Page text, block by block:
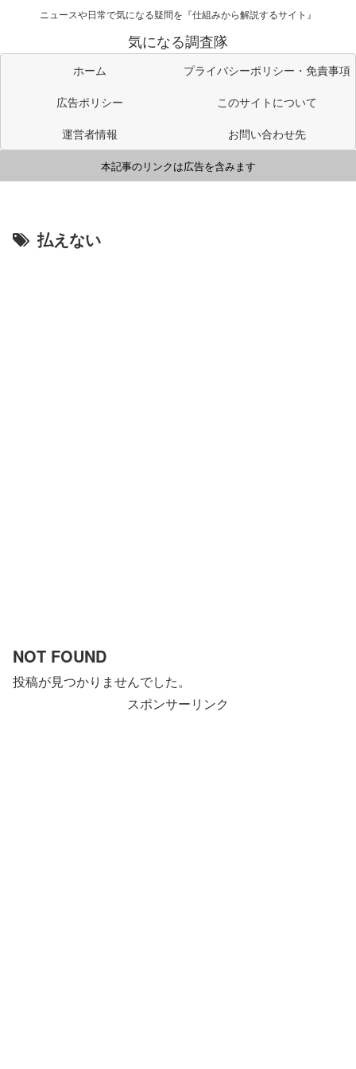
ニュースや日常で気になる疑問を『仕組みから解説するサイト』
気になる調査隊
ホーム
プライバシーポリシー・免責事項
広告ポリシー
このサイトについて
運営者情報
お問い合わせ先
本記事のリンクは広告を含みます
払えない
NOT FOUND
投稿が見つかりませんでした。
スポンサーリンク